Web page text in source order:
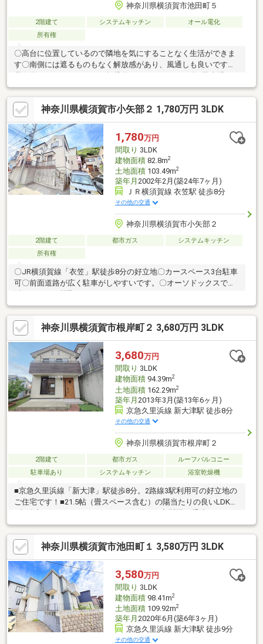
神奈川県横須賀市池田町５
2階建て システムキッチン
オール電化
所有権
〇高台に位置しているので隣地を気にすることなく生活ができま
す〇南側には遮るものもなく解放感があり、風通しも良いです〇
ありません※物件までは階段を利用します※土砂災害特別警戒区域
に指定されています※
神奈川県横須賀市小矢部２ 1,780万円 3LDK
1,780万円
間取り 3LDK
建物面積82.8m2
土地面積103.49m2
築年月 2002年2月(築24年7ヶ月)
ＪＲ横須賀線 衣笠駅 徒歩8分
その他の交通
神奈川県横須賀市小矢部２
2階建て 都市ガス
システムキッチン
所有権
〇JR横須賀線「衣笠」駅徒歩8分の好立地〇カースペース3台駐車
可〇前面道路が広く駐車がしやすいです。〇オーソドックスで生
神奈川県横須賀市根岸町２ 3,680万円 3LDK
3,680万円
間取り 3LDK
建物面積94.39m2
土地面積162.29m2
築年月 2013年3月(築13年6ヶ月)
京急久里浜線 新大津駅 徒歩8分
その他の交通
神奈川県横須賀市根岸町２
2階建て 都市ガス
ルーフバルコニー
駐車場あり
システムキッチン 浴室乾燥機
■京急久里浜線「新大津」駅徒歩8分。2路線3駅利用可の好立地の
ご住宅です！■21.5帖（畳スペース含む）の陽当たりの良いLDK！
フト2箇所付！■洗濯物や布団が沢山干せる二面バルコニー！嬉し
い設備がたくさん詰まったご住宅です！詳しくは西武開発・狭山
店【0120-935-983】までお気軽にお問い合わせ下さいませ！
神奈川県横須賀市池田町１ 3,580万円 3LDK
3,580万円
間取り 3LDK
建物面積98.41m2
土地面積109.92m2
築年月 2020年6月(築6年3ヶ月)
京急久里浜線 新大津駅 徒歩9分
その他の交通